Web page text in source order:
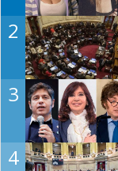
2
3
4